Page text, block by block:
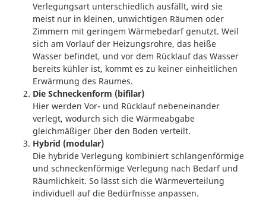
Verlegungsart unterschiedlich ausfällt, wird sie
meist nur in kleinen, unwichtigen Räumen oder
Zimmern mit geringem Wärmebedarf genutzt. Weil
sich am Vorlauf der Heizungsrohre, das heiße
Wasser befindet, und vor dem Rücklauf das Wasser
bereits kühler ist, kommt es zu keiner einheitlichen
Erwärmung des Raumes.
Die Schneckenform (bifilar)
Hier werden Vor- und Rücklauf nebeneinander
verlegt, wodurch sich die Wärmeabgabe
gleichmäßiger über den Boden verteilt.
Hybrid (modular)
Die hybride Verlegung kombiniert schlangenförmige
und schneckenförmige Verlegung nach Bedarf und
Räumlichkeit. So lässt sich die Wärmeverteilung
individuell auf die Bedürfnisse anpassen.